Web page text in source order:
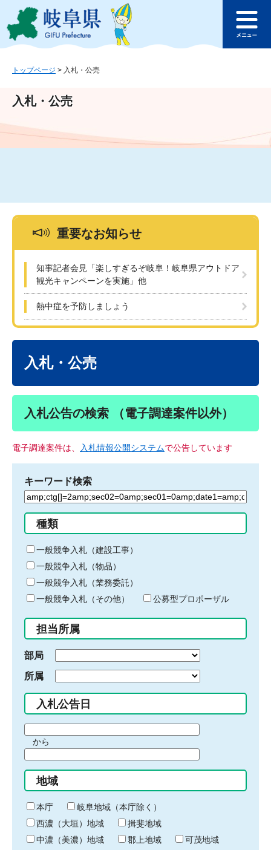
ジ
ュ
文
このページの本文へ
ュ
トップページ > 入札・公売
入札・公売
重要なお知らせ
知事記者会見「楽しすぎるぞ岐阜！岐阜県アウトドア
観光キャンペーンを実施」他
熱中症を予防しましょう
入札・公売
入札公告の検索 （電子調達案件以外）
電子調達案件は、 入札情報公開システムで公告しています
キーワード検索
検
る
キ
ー
ワ
ー
ド
入
力
種類
一般競争入札（建設工事）
一般競争入札（物品）
一般競争入札（業務委託）
一般競争入札（その他）
公募型プロポーザル
担当所属
部局
所属
入札公告日
間
始
り
から
間
終
わ
り
地域
本庁
岐阜地域（本庁除く）
西濃（大垣）地域
揖斐地域
中濃（美濃）地域
郡上地域
可茂地域